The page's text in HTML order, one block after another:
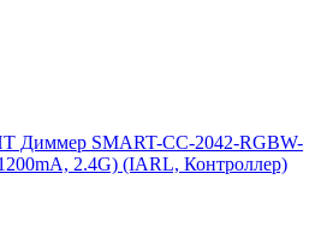
Диммер SMART-CC-2042-RGBW-
2.4G) (IARL, Контроллер)